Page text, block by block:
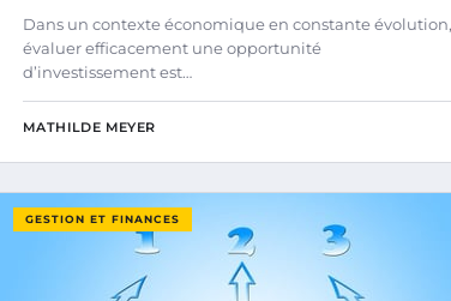
Dans un contexte économique en constante évolution,
évaluer efficacement une opportunité
d’investissement est…
MATHILDE MEYER
GESTION ET FINANCES